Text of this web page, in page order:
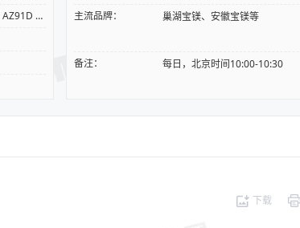
符合国家标准 GB/T 19078-2016 对 AZ91D 的要求，Al 至少 8.5%，至多 9.5%，Zn 至少 0.45%，至多 0.9%，Mn 至少 0.17%，至多 0.4%，Be 至少 0.0005%，至多 0.003%，Si 至多 0.08%，Fe 至多 0.004%，Cu 至多 0.02%，Ni 至多 0.001%
主流品牌：
巢湖宝镁、安徽宝镁等
备注： 每日，北京时间10:00-10:30
下载